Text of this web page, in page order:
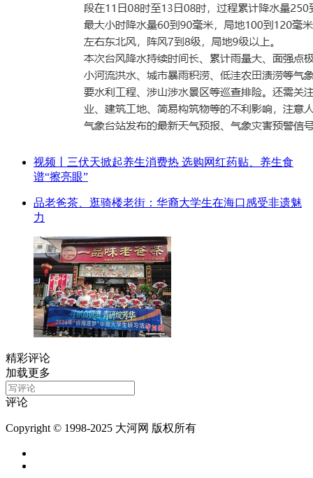
视频丨三伏天掀起养生消费热 选购网红药贴、养生食
谱“擦亮眼”
品老爸茶、逛骑楼老街：华裔大学生在海口感受非遗魅
力
精彩评论
加载更多
评论
Copyright © 1998-2025 大河网 版权所有